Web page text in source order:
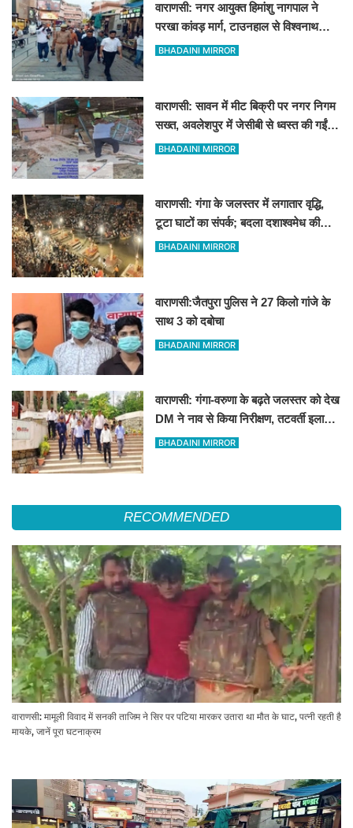
वाराणसी: नगर आयुक्त हिमांशु नागपाल ने
परखा कांवड़ मार्ग, टाउनहाल से विश्वनाथ
मंदिर तक किया पैदल और गोल्फ कार्ट से
BHADAINI MIRROR
वाराणसी: सावन में मीट बिक्री पर नगर निगम
सख्त, अवलेशपुर में जेसीबी से ध्वस्त की गईं
12 दुकानें
BHADAINI MIRROR
वाराणसी: गंगा के जलस्तर में लगातार वृद्धि,
टूटा घाटों का संपर्क; बदला दशाश्वमेध की
विश्वप्रसिद्ध महाआरती का स्थान
BHADAINI MIRROR
वाराणसी:जैतपुरा पुलिस ने 27 किलो गांजे के
साथ 3 को दबोचा
BHADAINI MIRROR
वाराणसी: गंगा-वरुणा के बढ़ते जलस्तर को देख
DM ने नाव से किया निरीक्षण, तटवर्ती इलाकों
के लिए अलर्ट जारी
BHADAINI MIRROR
RECOMMENDED
वाराणसी: मामूली विवाद में सनकी ताजिम ने सिर पर पटिया मारकर उतारा था मौत के घाट, पत्नी रहती है
मायके, जानें पूरा घटनाक्रम